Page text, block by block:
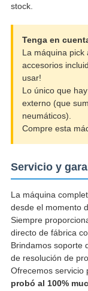
stock.
Tenga en
La máquina pick
accesorios
usar!
Lo único que
externo (que
neumáticos).
Compre esta
Servicio y
La máquina
desde el momento
Siempre
directo de fábrica
Brindamos soporte
de resolución de
Ofrecemos servicio
probó al 100%